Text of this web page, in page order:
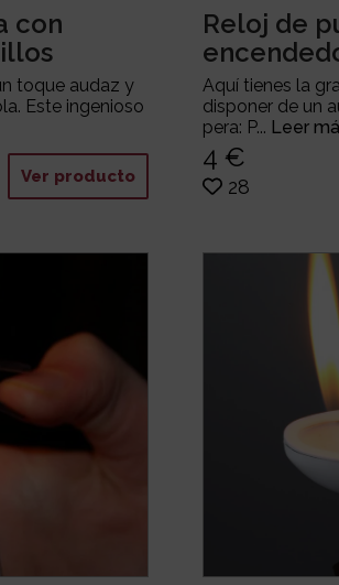
con
toque audaz y
Este ingenioso
Ver producto
Reloj de
Aquí tienes la
disponer de un
pera: P... Leer
4 €
28